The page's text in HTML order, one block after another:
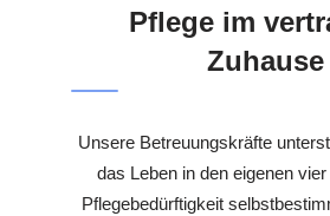
Pflege im
Zuhause
Unsere Betreuungskräfte
das Leben in den eigenen
Pflegebedürftigkeit